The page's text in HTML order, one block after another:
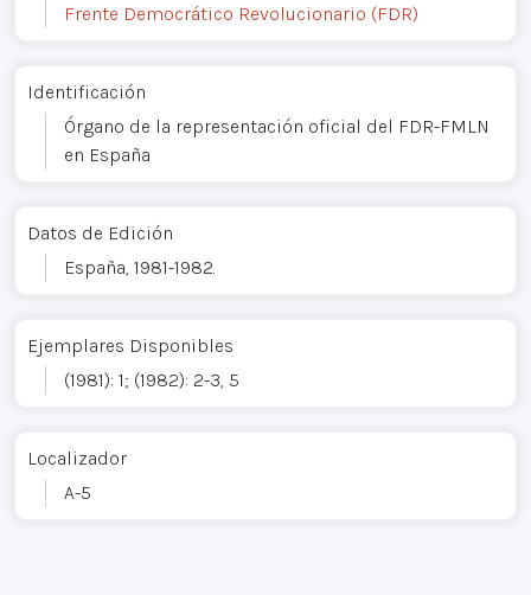
Frente Democrático Revolucionario (FDR)
Identificación
Órgano de la representación oficial del FDR-FMLN
en España
Datos de Edición
España, 1981-1982.
Ejemplares Disponibles
(1981): 1; (1982): 2-3, 5
Localizador
A-5